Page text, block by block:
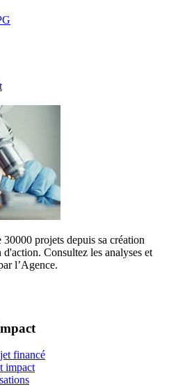
projets depuis sa création
d'action. Consultez les analyses et
l’Agence.
financé
impact